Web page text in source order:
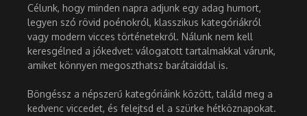
Célunk, hogy minden napra adjunk egy adag humort,
legyen szó rövid poénokról, klasszikus kategóriákról
vagy modern vicces történetekről. Nálunk nem kell
keresgélned a jókedvet: válogatott tartalmakkal várunk,
amiket könnyen megoszthatsz barátaiddal is.
Böngéssz a népszerű kategóriáink között, találd meg a
kedvenc viccedet, és felejtsd el a szürke hétköznapokat.